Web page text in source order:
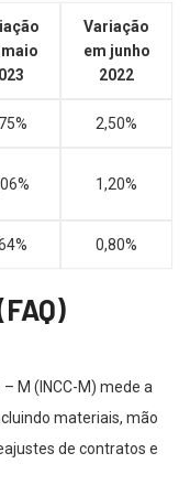
Variação
em junho
2022
2,50%
1,20%
0,80%
M (INCC-M) mede a
materiais, mão
de contratos e